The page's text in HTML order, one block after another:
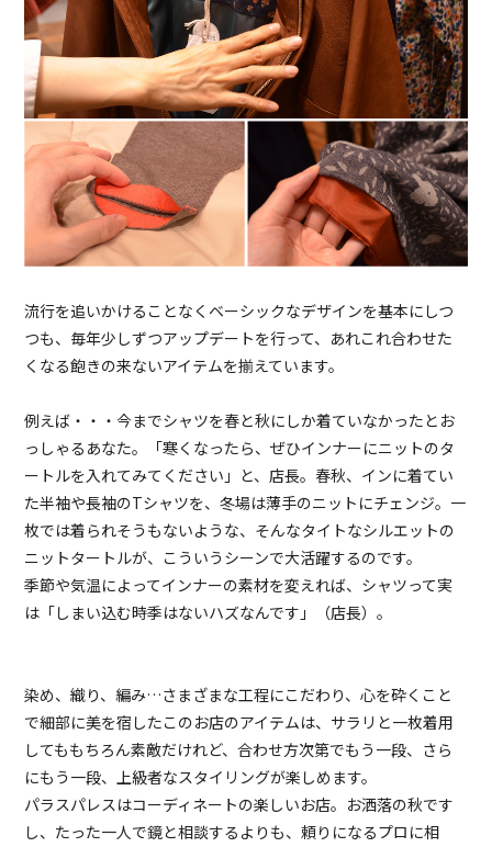
流行を追いかけることなくベーシックなデザインを基本にしつ
つも、毎年少しずつアップデートを行って、あれこれ合わせた
くなる飽きの来ないアイテムを揃えています。
例えば・・・今までシャツを春と秋にしか着ていなかったとお
っしゃるあなた。「寒くなったら、ぜひインナーにニットのタ
ートルを入れてみてください」と、店長。春秋、インに着てい
た半袖や長袖のTシャツを、冬場は薄手のニットにチェンジ。一
枚では着られそうもないような、そんなタイトなシルエットの
ニットタートルが、こういうシーンで大活躍するのです。
季節や気温によってインナーの素材を変えれば、シャツって実
は「しまい込む時季はないハズなんです」（店長）。
染め、織り、編み…さまざまな工程にこだわり、心を砕くこと
で細部に美を宿したこのお店のアイテムは、サラリと一枚着用
してももちろん素敵だけれど、合わせ方次第でもう一段、さら
にもう一段、上級者なスタイリングが楽しめます。
パラスパレスはコーディネートの楽しいお店。お洒落の秋です
し、たった一人で鏡と相談するよりも、頼りになるプロに相